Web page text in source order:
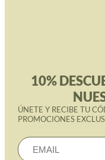
10%
ÚNETE Y RECIBE TU
PROMOCIONES